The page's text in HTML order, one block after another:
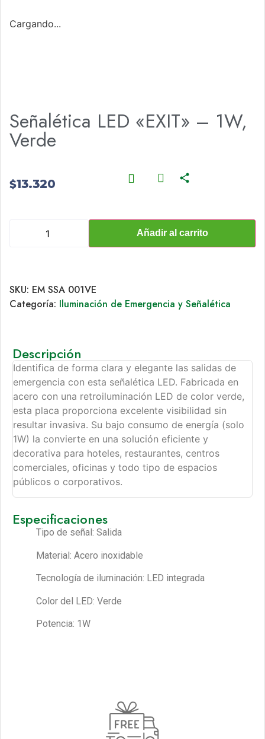
Cargando...
Señalética LED «EXIT» – 1W,
Verde
$13.320
Añadir al carrito
SKU: EM SSA 001VE
Categoría: Iluminación de Emergencia y Señalética
Descripción
Identifica de forma clara y elegante las salidas de
emergencia con esta señalética LED. Fabricada en
acero con una retroiluminación LED de color verde,
esta placa proporciona excelente visibilidad sin
resultar invasiva. Su bajo consumo de energía (solo
1W) la convierte en una solución eficiente y
decorativa para hoteles, restaurantes, centros
comerciales, oficinas y todo tipo de espacios
públicos o corporativos.
Especificaciones
Tipo de señal: Salida
Material: Acero inoxidable
Tecnología de iluminación: LED integrada
Color del LED: Verde
Potencia: 1W